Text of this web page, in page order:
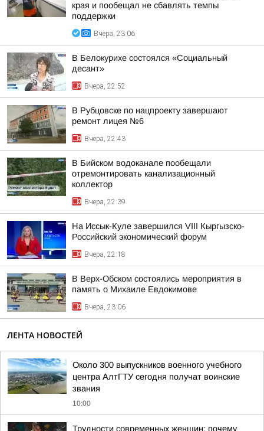
края и пообещал не сбавлять темпы
поддержки
Вчера, 23:06
В Белокурихе состоялся «Социальный
десант»
Вчера, 22:52
В Рубцовске по нацпроекту завершают
ремонт лицея №6
Вчера, 22:43
В Бийском водоканале пообещали
отремонтировать канализационный
коллектор
Вчера, 22:39
На Иссык-Куле завершился VIII Кыргызско-
Российский экономический форум
Вчера, 22:18
В Верх-Обском состоялись мероприятия в
память о Михаиле Евдокимове
Вчера, 23:06
ЛЕНТА НОВОСТЕЙ
Около 300 выпускников военного учебного
центра АлтГТУ сегодня получат воинские
звания
10:00
Трудности современных женщин: почему